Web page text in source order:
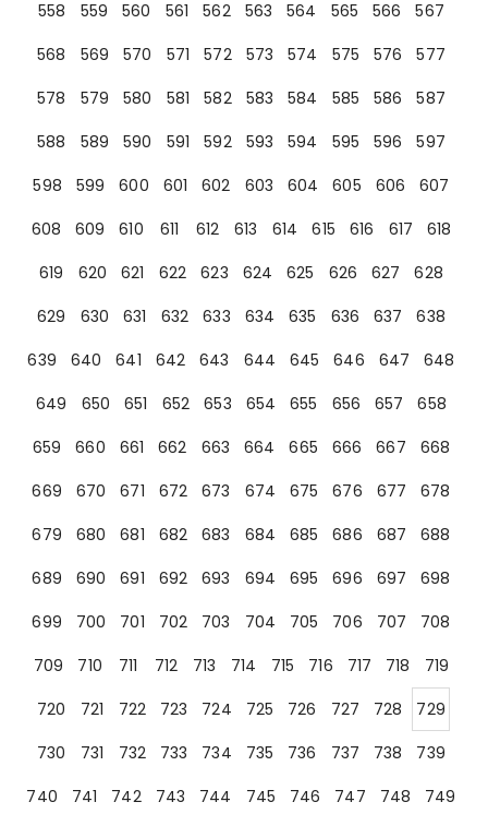
558
559 560 561 562 563 564 565 566
567
568
569 570 571 572 573 574 575 576
577
578
579 580 581 582 583 584 585 586
587
588
589 590 591 592 593 594 595 596
597
598
599 600 601 602 603 604 605 606
607
608
609 610 611 612 613 614 615 616 617
618
619
620 621 622 623 624 625 626 627
628
629
630 631 632 633 634 635 636 637
638
639
640 641 642 643 644 645 646 647
648
649
650 651 652 653 654 655 656 657
658
659
660 661 662 663 664 665 666 667
668
669
670 671 672 673 674 675 676 677
678
679
680 681 682 683 684 685 686 687
688
689
690 691 692 693 694 695 696 697
698
699
700 701 702 703 704 705 706 707
708
709
710 711 712 713 714 715 716 717 718
719
720
721 722 723 724 725 726 727 728
729
730
731 732 733 734 735 736 737 738
739
740
741 742 743 744 745 746 747 748
749